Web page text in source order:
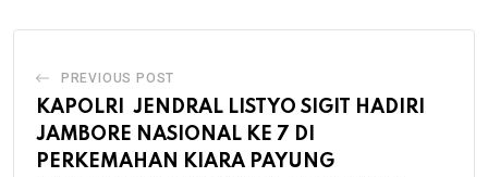
PREVIOUS POST
KAPOLRI JENDRAL LISTYO SIGIT HADIRI
JAMBORE NASIONAL KE 7 DI
PERKEMAHAN KIARA PAYUNG